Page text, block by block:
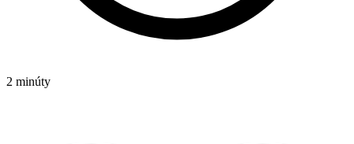
2 minúty